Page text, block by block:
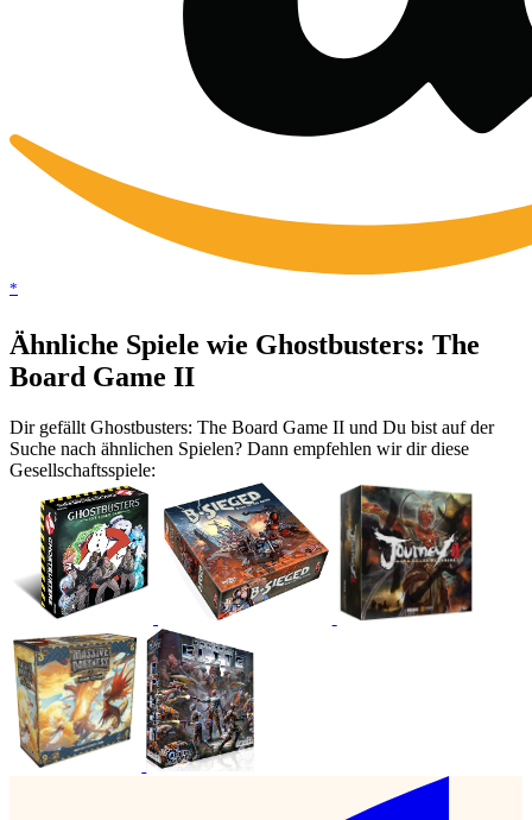
*
Ähnliche Spiele wie Ghostbusters: The
Board Game II
Dir gefällt Ghostbusters: The Board Game II und Du bist auf der
Suche nach ähnlichen Spielen? Dann empfehlen wir dir diese
Gesellschaftsspiele: